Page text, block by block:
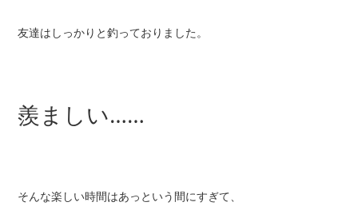
友達はしっかりと釣っておりました。
羨ましい……
そんな楽しい時間はあっという間にすぎて、